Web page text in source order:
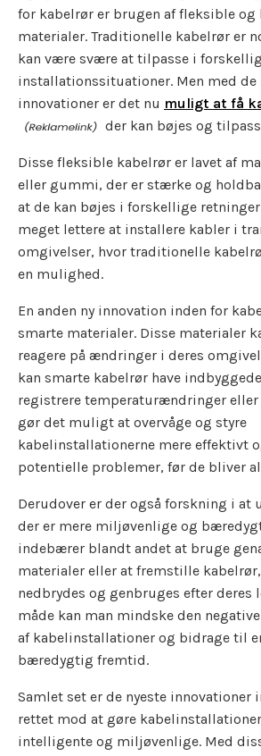
for kabelrør er brugen af fleksible og
materialer. Traditionelle kabelrør er
kan være svære at tilpasse i
installationssituationer. Men med de
innovationer er det nu muligt at få
der kan bøjes og
Disse fleksible kabelrør er lavet af
eller gummi, der er stærke og
at de kan bøjes i forskellige
meget lettere at installere kabler i
omgivelser, hvor traditionelle
en mulighed.
En anden ny innovation inden for
smarte materialer. Disse materialer
reagere på ændringer i deres
kan smarte kabelrør have
registrere temperaturændringer eller
gør det muligt at overvåge og styre
kabelinstallationerne mere effektivt
potentielle problemer, før de bliver
Derudover er der også forskning i at
der er mere miljøvenlige og
indebærer blandt andet at bruge
materialer eller at fremstille
nedbrydes og genbruges efter deres
måde kan man mindske den
af kabelinstallationer og bidrage til
bæredygtig fremtid.
Samlet set er de nyeste innovationer
rettet mod at gøre
intelligente og miljøvenlige. Med